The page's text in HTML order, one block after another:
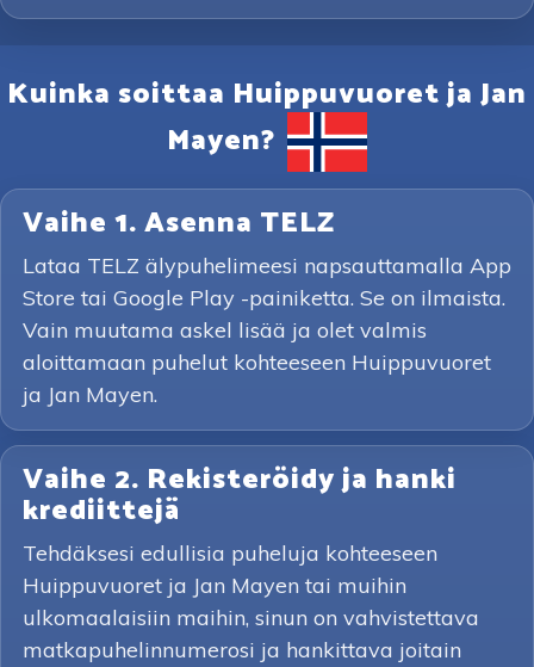
Kuinka soittaa Huippuvuoret ja Jan
Mayen?
Vaihe 1. Asenna TELZ
Lataa TELZ älypuhelimeesi napsauttamalla App
Store tai Google Play -painiketta. Se on ilmaista.
Vain muutama askel lisää ja olet valmis
aloittamaan puhelut kohteeseen Huippuvuoret
ja Jan Mayen.
Vaihe 2. Rekisteröidy ja hanki
krediittejä
Tehdäksesi edullisia puheluja kohteeseen
Huippuvuoret ja Jan Mayen tai muihin
ulkomaalaisiin maihin, sinun on vahvistettava
matkapuhelinnumerosi ja hankittava joitain